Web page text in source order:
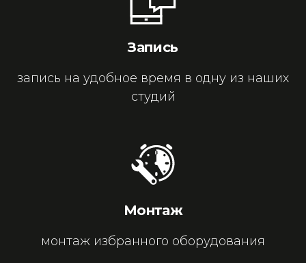
Запись
запись на удобное время в одну из наших
студий
Монтаж
монтаж избранного оборудования